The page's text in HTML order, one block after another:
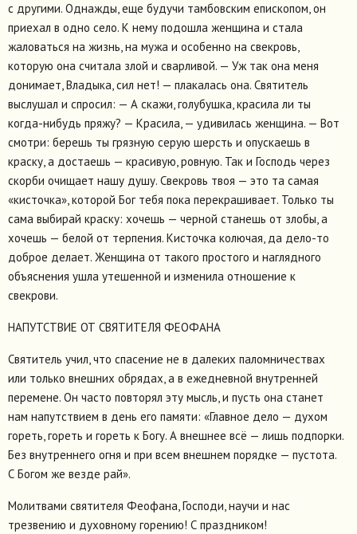
с другими. Однажды, еще будучи тамбовским епископом, он
приехал в одно село. К нему подошла женщина и стала
жаловаться на жизнь, на мужа и особенно на свекровь,
которую она считала злой и сварливой. — Уж так она меня
донимает, Владыка, сил нет! — плакалась она. Святитель
выслушал и спросил: — А скажи, голубушка, красила ли ты
когда-нибудь пряжу? — Красила, — удивилась женщина. — Вот
смотри: берешь ты грязную серую шерсть и опускаешь в
краску, а достаешь — красивую, ровную. Так и Господь через
скорби очищает нашу душу. Свекровь твоя — это та самая
«кисточка», которой Бог тебя пока перекрашивает. Только ты
сама выбирай краску: хочешь — черной станешь от злобы, а
хочешь — белой от терпения. Кисточка колючая, да дело-то
доброе делает. Женщина от такого простого и наглядного
объяснения ушла утешенной и изменила отношение к
свекрови.
НАПУТСТВИЕ ОТ СВЯТИТЕЛЯ ФЕОФАНА
Святитель учил, что спасение не в далеких паломничествах
или только внешних обрядах, а в ежедневной внутренней
перемене. Он часто повторял эту мысль, и пусть она станет
нам напутствием в день его памяти: «Главное дело — духом
гореть, гореть и гореть к Богу. А внешнее всё — лишь подпорки.
Без внутреннего огня и при всем внешнем порядке — пустота.
С Богом же везде рай».
Молитвами святителя Феофана, Господи, научи и нас
трезвению и духовному горению! С праздником!